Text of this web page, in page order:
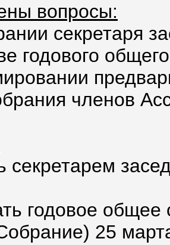
вопросы:
секретаря
годового
членов
секретарем
годовое
25